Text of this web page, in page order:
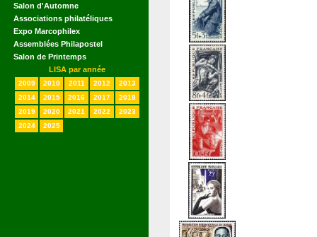
Salon d'Automne
Associations philatéliques
Expo Marcophilex
Assemblées Philapostel
Salon de Printemps
LISA par année
2009 2010 2011 2012
2013
2014
2015 2016 2017
2018
2019
2020 2021 2022
2023
2024
2025